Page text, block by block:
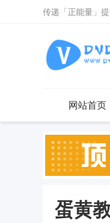
传递「正能量」
网站首页
蛋黄